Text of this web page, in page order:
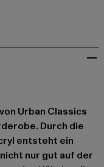
Urban Classics
Durch die
entsteht ein
nur gut auf der